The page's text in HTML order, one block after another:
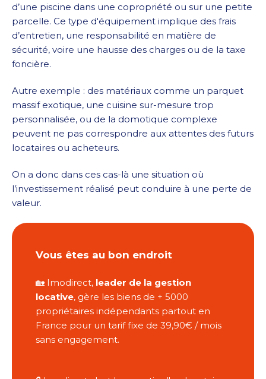
d’une piscine dans une copropriété ou sur une petite
parcelle. Ce type d'équipement implique des frais
d’entretien, une responsabilité en matière de
sécurité, voire une hausse des charges ou de la taxe
foncière.
Autre exemple : des matériaux comme un parquet
massif exotique, une cuisine sur-mesure trop
personnalisée, ou de la domotique complexe
peuvent ne pas correspondre aux attentes des futurs
locataires ou acheteurs.
On a donc dans ces cas-là une situation où
l’investissement réalisé peut conduire à une perte de
valeur.
Vous êtes au bon endroit
🏡 Imodirect, leader de la gestion
locative, gère les biens de + 5000
propriétaires indépendants partout en
France pour un tarif fixe de 39,90€ / mois
sans engagement.